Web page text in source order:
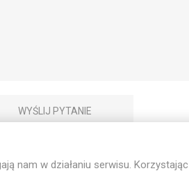
WYŚLIJ PYTANIE
nam w działaniu serwisu.